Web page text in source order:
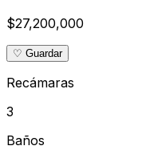
$27,200,000
♡ Guardar
Recámaras
3
Baños